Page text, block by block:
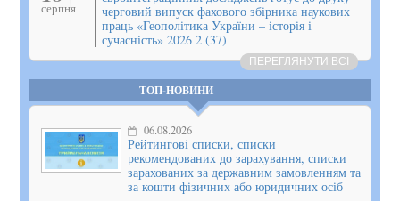
серпня
черговий випуск фахового збірника наукових
праць «Геополітика України – історія і
сучасність» 2026 2 (37)
ПЕРЕГЛЯНУТИ ВСІ
ТОП-НОВИНИ
06.08.2026
Рейтингові списки, списки
рекомендованих до зарахування, списки
зарахованих за державним замовленням та
за кошти фізичних або юридичних осіб